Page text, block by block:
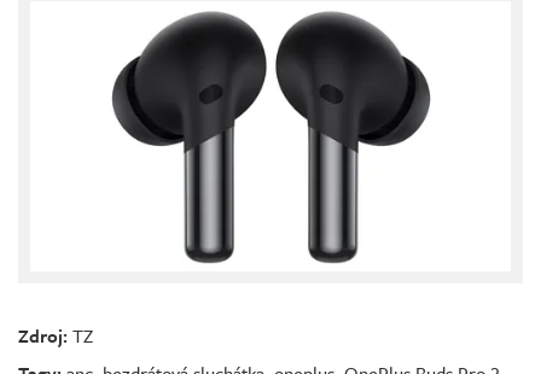
Zdroj:TZ